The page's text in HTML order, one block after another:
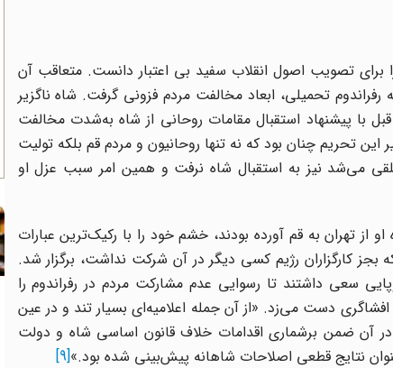
رفراندوم را برای تصویب اصول انقلاب سفید بی اعتبار دانست. متعاقب آن
تحمیلى، ابعاد مخالفت مردم فزونى گرفت. شاه ناگزیر
با پیشنهاد استقبال مقامات روحانى از شاه به‌شدت مخالفت
تحریم چنان بود که نه تنها روحانیون و مردم قم بلکه تولیت
می‌شد نیز به استقبال شاه نرفت و همین امر سبب عزل او
از تهران به قم آورده بودند، خشم خود را با رکیک‌ترین عبارات
بجز کارگزاران رژیم کسى دیگر در آن شرکت نداشت، برگزار شد.
سعى داشتند تا رسوایى عدم مشارکت مردم در رفراندوم را
دست مى‌زد. «از آن جمله اعلامیه‌اى بسیار تند و در عین
معروف و منتشر گردید و در آن ضمن برشمارى اقدامات خلاف قانون اساسى شاه و دولت
نتایج قطعى اصلاحات شاهانه پیش‌بینى شده بود.»[9]